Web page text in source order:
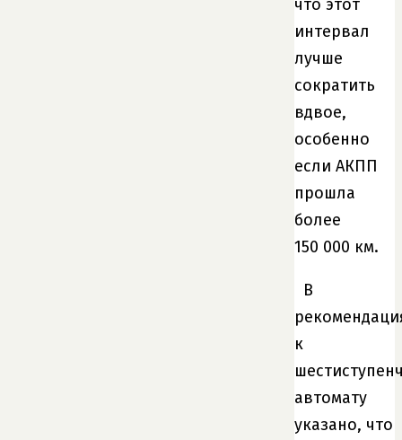
что этот
интервал
лучше
сократить
вдвое,
особенно
если АКПП
прошла
более
150 000 км.
В
к
автомату
указано, что